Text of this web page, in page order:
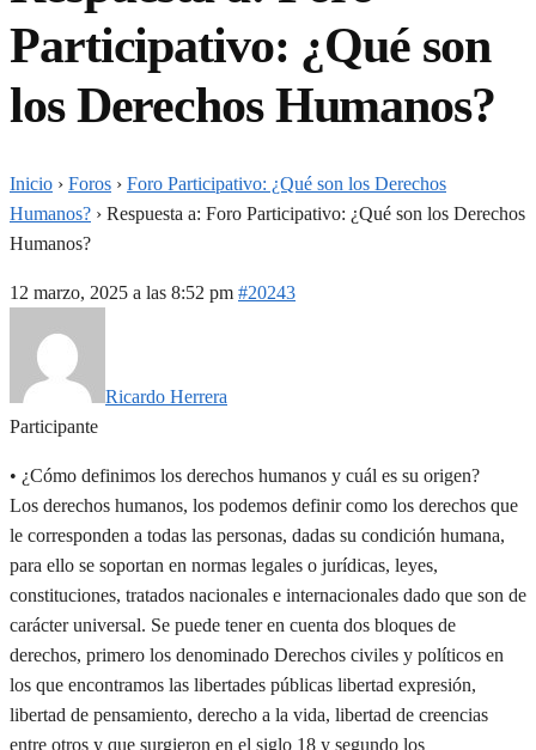
Participativo: ¿Qué son
los Derechos Humanos?
Inicio › Foros › Foro Participativo: ¿Qué son los Derechos
Humanos? › Respuesta a: Foro Participativo: ¿Qué son los Derechos
Humanos?
12 marzo, 2025 a las 8:52 pm #20243
Ricardo Herrera
Participante
• ¿Cómo definimos los derechos humanos y cuál es su origen?
Los derechos humanos, los podemos definir como los derechos que
le corresponden a todas las personas, dadas su condición humana,
para ello se soportan en normas legales o jurídicas, leyes,
constituciones, tratados nacionales e internacionales dado que son de
carácter universal. Se puede tener en cuenta dos bloques de
derechos, primero los denominado Derechos civiles y políticos en
los que encontramos las libertades públicas libertad expresión,
libertad de pensamiento, derecho a la vida, libertad de creencias
entre otros y que surgieron en el siglo 18 y segundo los